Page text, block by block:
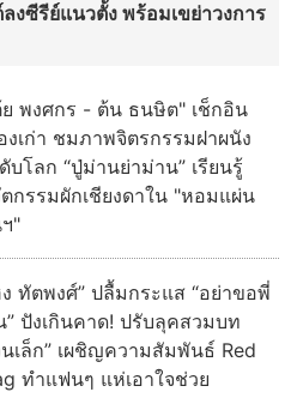
งซีรีย์แนวตั้ง พร้อมเขย่าวงการ
ย พงศกร - ต้น ธนษิต" เช็กอิน
งเก่า ชมภาพจิตรกรรมฝาผนัง
บโลก “ปู่ม่านย่าม่าน” เรียนรู้
กรรมผักเชียงดาใน "หอมแผ่น
"
ง ทัตพงศ์” ปลื้มกระแส “อย่าขอพี่
” ปังเกินคาด! ปรับลุคสวมบท
นเล็ก” เผชิญความสัมพันธ์ Red
ทำแฟนๆ แห่เอาใจช่วย